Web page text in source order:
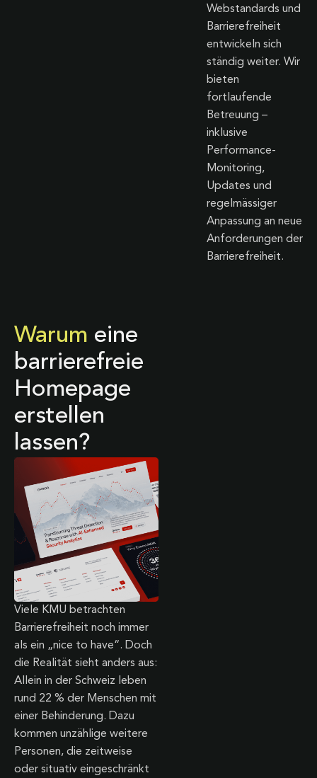
Webstandards und
Barrierefreiheit
entwickeln sich
ständig weiter. Wir
bieten
fortlaufende
Betreuung –
inklusive
Performance-
Monitoring,
Updates und
regelmässiger
Anpassung an neue
Anforderungen der
Barrierefreiheit.
Warum eine
barrierefreie
Homepage
erstellen
lassen?
Viele KMU betrachten
Barrierefreiheit noch immer
als ein „nice to have“. Doch
die Realität sieht anders aus:
Allein in der Schweiz leben
rund 22 % der Menschen mit
einer Behinderung. Dazu
kommen unzählige weitere
Personen, die zeitweise
oder situativ eingeschränkt